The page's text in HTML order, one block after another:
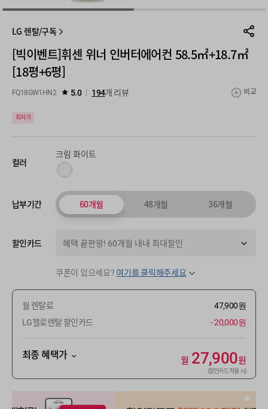
LG 렌탈/구독
[빅이벤트]휘센 위너 인버터에어컨 58.5㎡+18.7㎡
[18평+6평]
FQ18GW1HN2 5.0 194개 리뷰 비교
최저가
컬러
크림 화이트
납부기간 60개월 48개월 36개월
할인카드 혜택 끝판왕! 60개월 내내 최대할인
쿠폰이 있으세요? 여기를 클릭해주세요
월 렌탈료
47,900원
LG헬로렌탈 할인카드
- 20,000원
최종 혜택가 월 27,900원
(할인카드 적용 시)